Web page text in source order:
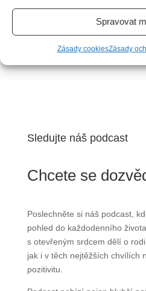
Spravovat
Zásady cookiesZásady
Sledujte náš podcast
Chcete se
Poslechněte si náš podcast,
pohled do každodenního
s otevřeným srdcem dělí o
jak i v těch nejtěžších chvílích
pozitivitu.